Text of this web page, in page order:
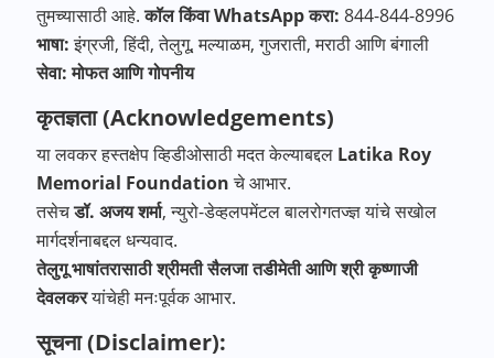
तुमच्यासाठी आहे.कॉल किंवा WhatsApp करा: 844-844-8996
भाषा:इंग्रजी, हिंदी, तेलुगू, मल्याळम, गुजराती, मराठी आणि बंगाली
सेवा: मोफत आणि गोपनीय
कृतज्ञता (Acknowledgements)
या लवकर हस्तक्षेप व्हिडीओसाठी मदत केल्याबद्दल Latika Roy
Memorial Foundationचे आभार.
तसेचडॉ. अजय शर्मा, न्युरो-डेव्हलपमेंटल बालरोगतज्ज्ञ यांचे सखोल
मार्गदर्शनाबद्दल धन्यवाद.
तेलुगू भाषांतरासाठी श्रीमती सैलजा तडीमेती आणि श्री कृष्णाजी
देवलकरयांचेही मनःपूर्वक आभार.
सूचना (Disclaimer):